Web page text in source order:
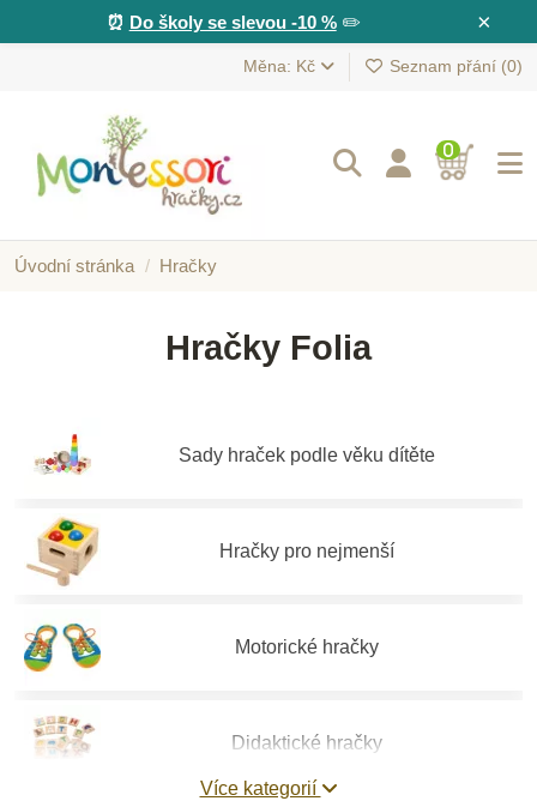
×
⏰ Do školy se slevou -10 %✏️
Měna: Kč Seznam přání (0)
0
Úvodní stránka Hračky
Hračky Folia
Sady hraček podle věku dítěte
Hračky pro nejmenší
Motorické hračky
Didaktické hračky
Více kategorií